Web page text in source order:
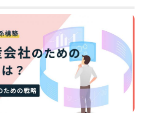
す。今回の本記事では、中小不動産会社
効果的に導入するための具体的な方法や成